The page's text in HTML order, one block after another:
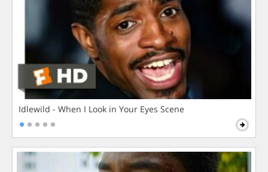
Idlewild - When I Look in Your Eyes Scene